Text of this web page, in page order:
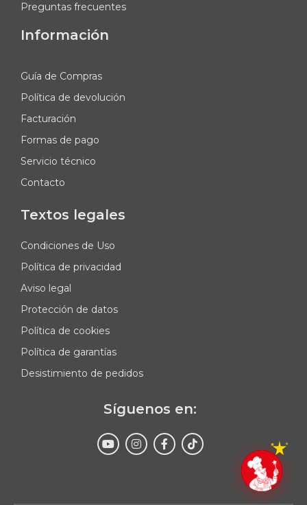
Preguntas frecuentes
Información
Guía de Compras
Política de devolución
Facturación
Formas de pago
Servicio técnico
Contacto
Textos legales
Condiciones de Uso
Política de privacidad
Aviso legal
Protección de datos
Política de cookies
Política de garantías
Desistimiento de pedidos
Síguenos en: